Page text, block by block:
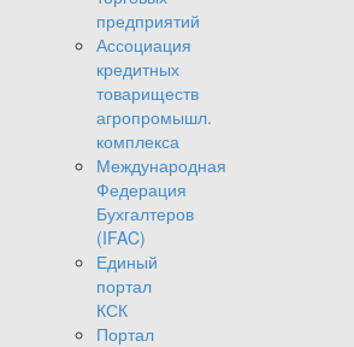
предприятий
Ассоциация
кредитных
товариществ
агропромышл.
комплекса
Международная
Федерация
Бухгалтеров
(IFAC)
Единый
портал
КСК
Портал